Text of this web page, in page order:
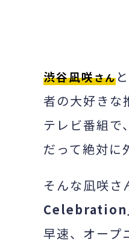
渋谷凪咲さん
者の大好きな
テレビ番組で
だって絶対に
そんな凪咲さ
Celebration
早速、オープ